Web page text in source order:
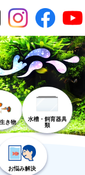
き物
水槽・飼育器具
類
お悩み解決